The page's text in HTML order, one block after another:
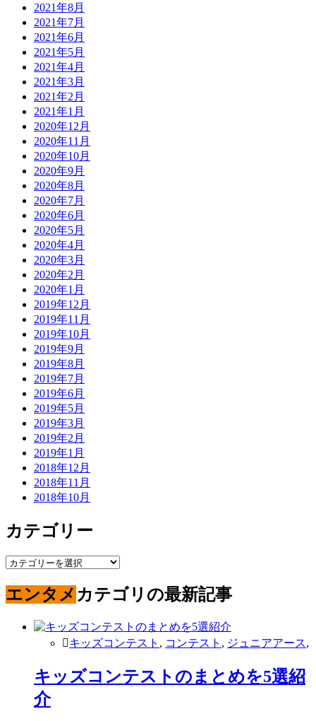
2021年8月
2021年7月
2021年6月
2021年5月
2021年4月
2021年3月
2021年2月
2021年1月
2020年12月
2020年11月
2020年10月
2020年9月
2020年8月
2020年7月
2020年6月
2020年5月
2020年4月
2020年3月
2020年2月
2020年1月
2019年12月
2019年11月
2019年10月
2019年9月
2019年8月
2019年7月
2019年6月
2019年5月
2019年3月
2019年2月
2019年1月
2018年12月
2018年11月
2018年10月
カテゴリー
カ
ゴ
リ
エンタメ カテゴリの最新記事
キッズコンテスト , コンテスト , ジュニアアース,
キッズコンテストのまとめを5選紹
介